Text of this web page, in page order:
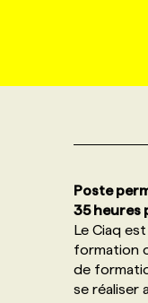
ANNONCEZ
Poste
35 heures
Le Ciaq
formation
de
se réaliser